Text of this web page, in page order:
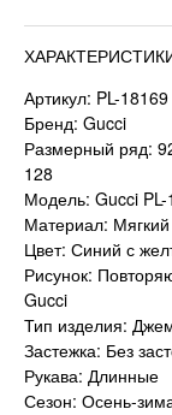
Артикул: PL-18169
Бренд: Gucci
Размерный ряд:
128
Модель: Gucci
Материал: Мягкий
Цвет: Синий с
Рисунок:
Gucci
Тип изделия:
Застежка: Без
Рукава: Длинные
Сезон: Осень-